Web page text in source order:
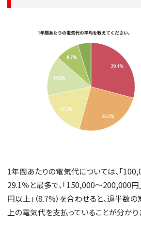
1年間あたりの電気代については、「
29.1％と最多で、「150,000〜200,000円
円以上」（8.7%）を合わせると、過半数
上の電気代を支払っていることが分かり